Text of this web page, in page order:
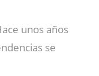
unos años
se